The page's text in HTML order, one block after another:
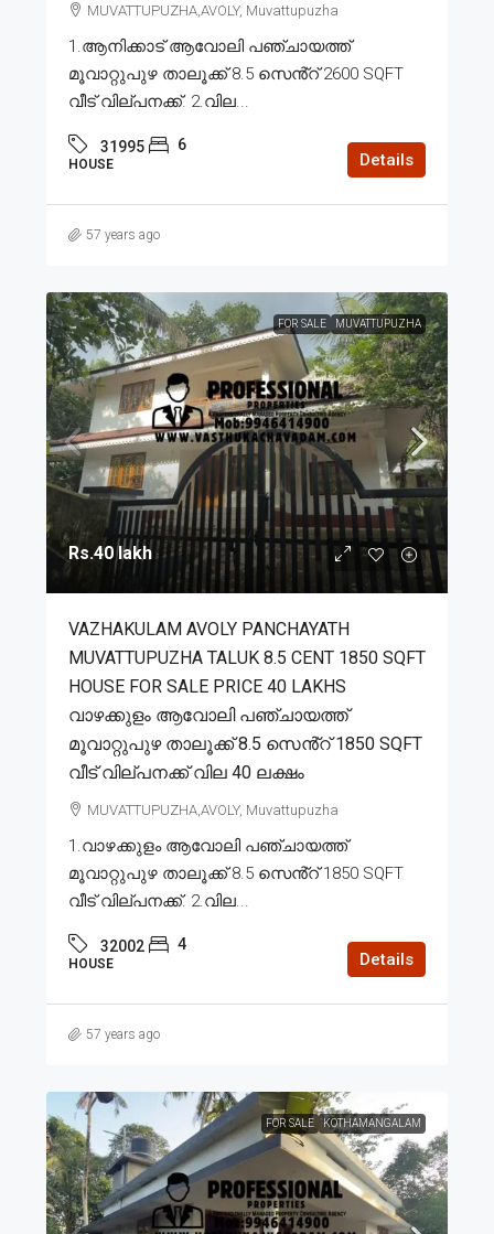
MUVATTUPUZHA,AVOLY, Muvattupuzha
1.ആനിക്കാട് ആവോലി പഞ്ചായത്ത്
മൂവാറ്റുപുഴ താലൂക്ക് 8.5 സെൻ്റ് 2600 SQFT
വീട് വില്പനക്ക്. 2.വില...
31995 6
HOUSE Details
57 years ago
FOR SALE MUVATTUPUZHA
Rs.40 lakh
VAZHAKULAM AVOLY PANCHAYATH
MUVATTUPUZHA TALUK 8.5 CENT 1850 SQFT
HOUSE FOR SALE PRICE 40 LAKHS
വാഴക്കുളം ആവോലി പഞ്ചായത്ത്
മൂവാറ്റുപുഴ താലൂക്ക് 8.5 സെൻ്റ് 1850 SQFT
വീട് വില്പനക്ക് വില 40 ലക്ഷം
MUVATTUPUZHA,AVOLY, Muvattupuzha
1.വാഴക്കുളം ആവോലി പഞ്ചായത്ത്
മൂവാറ്റുപുഴ താലൂക്ക് 8.5 സെൻ്റ് 1850 SQFT
വീട് വില്പനക്ക്. 2.വില...
32002 4
HOUSE Details
57 years ago
FOR SALE KOTHAMANGALAM